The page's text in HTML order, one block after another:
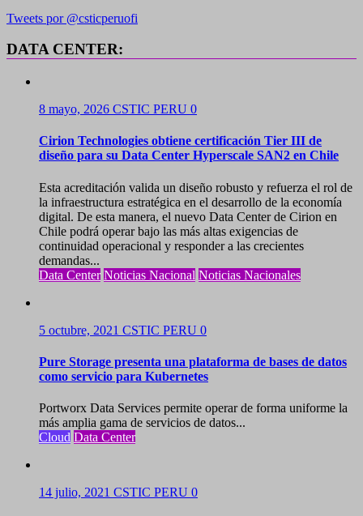
Tweets por @csticperuofi
DATA CENTER:
8 mayo, 2026 CSTIC PERU 0
Cirion Technologies obtiene certificación Tier III de
diseño para su Data Center Hyperscale SAN2 en Chile
Esta acreditación valida un diseño robusto y refuerza el rol de
la infraestructura estratégica en el desarrollo de la economía
digital. De esta manera, el nuevo Data Center de Cirion en
Chile podrá operar bajo las más altas exigencias de
continuidad operacional y responder a las crecientes
demandas...
Data Center Noticias Nacional Noticias Nacionales
5 octubre, 2021 CSTIC PERU 0
Pure Storage presenta una plataforma de bases de datos
como servicio para Kubernetes
Portworx Data Services permite operar de forma uniforme la
más amplia gama de servicios de datos...
Cloud Data Center
14 julio, 2021 CSTIC PERU 0